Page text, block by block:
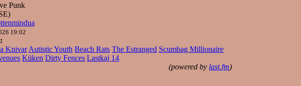
Punk
19:02
Knivar Autistic Youth Beach Rats The Estranged Scumbag Millionaire
Küken Dirty Fences Lastkaj 14
(powered by last.fm)